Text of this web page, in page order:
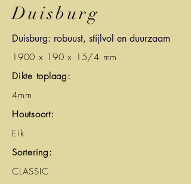
Duisburg
Duisburg: robuust, stijlvol en duurzaam
1900 x 190 x 15/4 mm
Dikte toplaag:
4mm
Houtsoort:
Eik
Sortering:
CLASSIC